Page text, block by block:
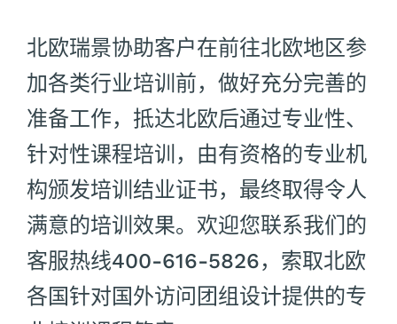
北欧瑞景协助客户在前往北欧地区参
加各类行业培训前，做好充分完善的
准备工作，抵达北欧后通过专业性、
针对性课程培训，由有资格的专业机
构颁发培训结业证书，最终取得令人
满意的培训效果。欢迎您联系我们的
客服热线400-616-5826，索取北欧
各国针对国外访问团组设计提供的专